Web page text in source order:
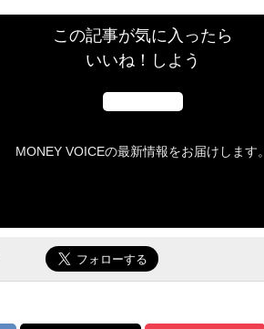
この記事が気に入ったら
いいね！しよう
MONEY VOICEの最新情報をお届けします。